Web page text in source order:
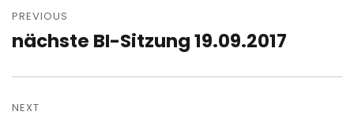
navigation
PREVIOUS
Previous
nächste BI-Sitzung 19.09.2017
NEXT